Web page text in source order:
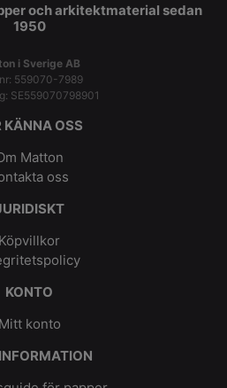
och arkitektmaterial sedan
1950
i Sverige AB
559070-7989
SE559070798901
KÄNNA OSS
Matton
oss
Köpvillkor
KONTO
Mitt konto